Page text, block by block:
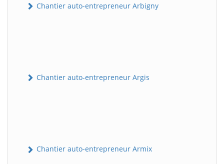
Chantier auto-entrepreneur Arbigny
Chantier auto-entrepreneur Argis
Chantier auto-entrepreneur Armix